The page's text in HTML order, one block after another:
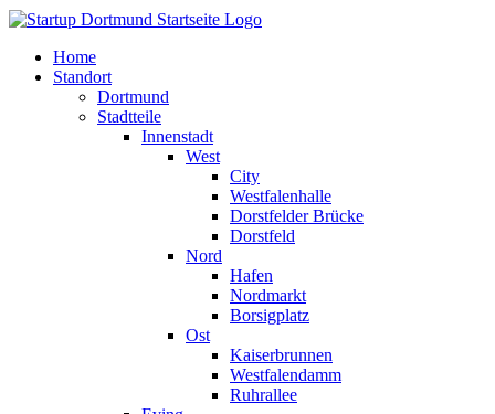
Home
Standort
Dortmund
Stadtteile
Innenstadt
West
City
Westfalenhalle
Dorstfelder Brücke
Dorstfeld
Nord
Hafen
Nordmarkt
Borsigplatz
Ost
Kaiserbrunnen
Westfalendamm
Ruhrallee